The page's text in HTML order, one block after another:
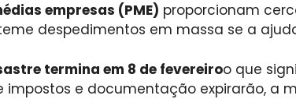
empresas (PME) proporcionam
despedimentos em massa se a
termina em 8 de fevereiroo que
impostos e documentação expirarão, a